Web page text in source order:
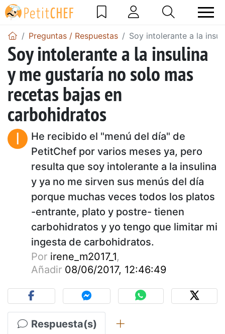
Preguntas / Respuestas Soy intolerante a la
Soy intolerante a la insulina
y me gustaría no solo mas
recetas bajas en
carbohidratos
I
He recibido el "menú del día" de
PetitChef por varios meses ya, pero
resulta que soy intolerante a la insulina
y ya no me sirven sus menús del día
porque muchas veces todos los platos
-entrante, plato y postre- tienen
carbohidratos y yo tengo que limitar mi
ingesta de carbohidratos.
Por irene_m2017_1,
Añadir 08/06/2017, 12:46:49
Respuesta(s)